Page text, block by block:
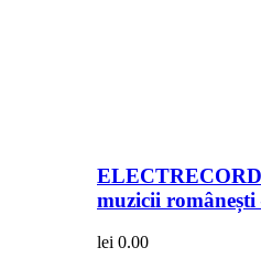
muzicii
lei 0.00